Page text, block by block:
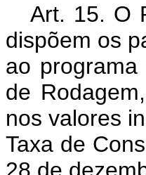
Art. 15. O
dispõem os
ao
de
nos valores
Taxa de